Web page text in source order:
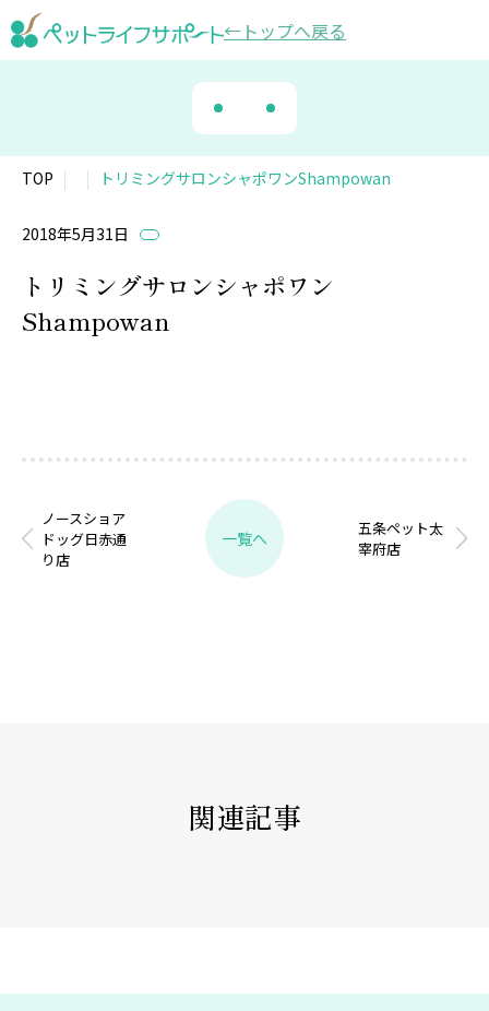
トップへ戻る
TOP トリミングサロンシャポワンShampowan
2018年5月31日
トリミングサロンシャポワン
Shampowan
ノースショア
ドッグ日赤通
り店
一覧へ
五条ペット太
宰府店
関連記事